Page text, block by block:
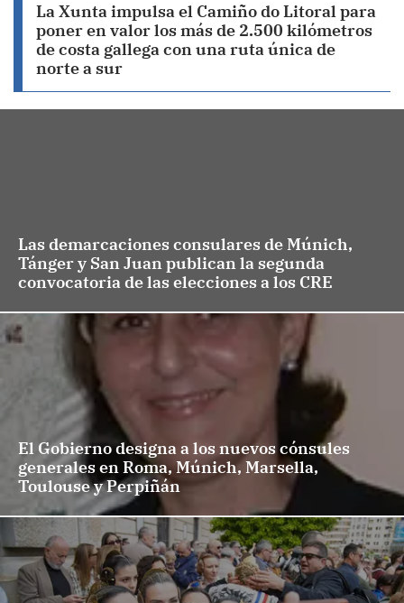
La Xunta impulsa el Camiño do Litoral para
poner en valor los más de 2.500 kilómetros
de costa gallega con una ruta única de
norte a sur
Las demarcaciones consulares de Múnich,
Tánger y San Juan publican la segunda
convocatoria de las elecciones a los CRE
El Gobierno designa a los nuevos cónsules
generales en Roma, Múnich, Marsella,
Toulouse y Perpiñán